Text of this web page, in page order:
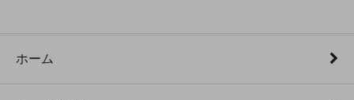
ホーム